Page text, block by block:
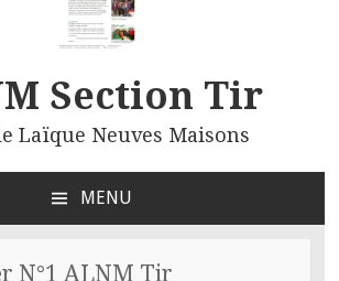
Section Tir
Laïque Neuves Maisons
MENU
N°1 ALNM Tir